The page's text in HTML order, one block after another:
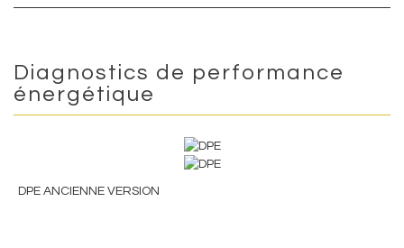
Diagnostics de performance
énergétique
DPE ANCIENNE VERSION